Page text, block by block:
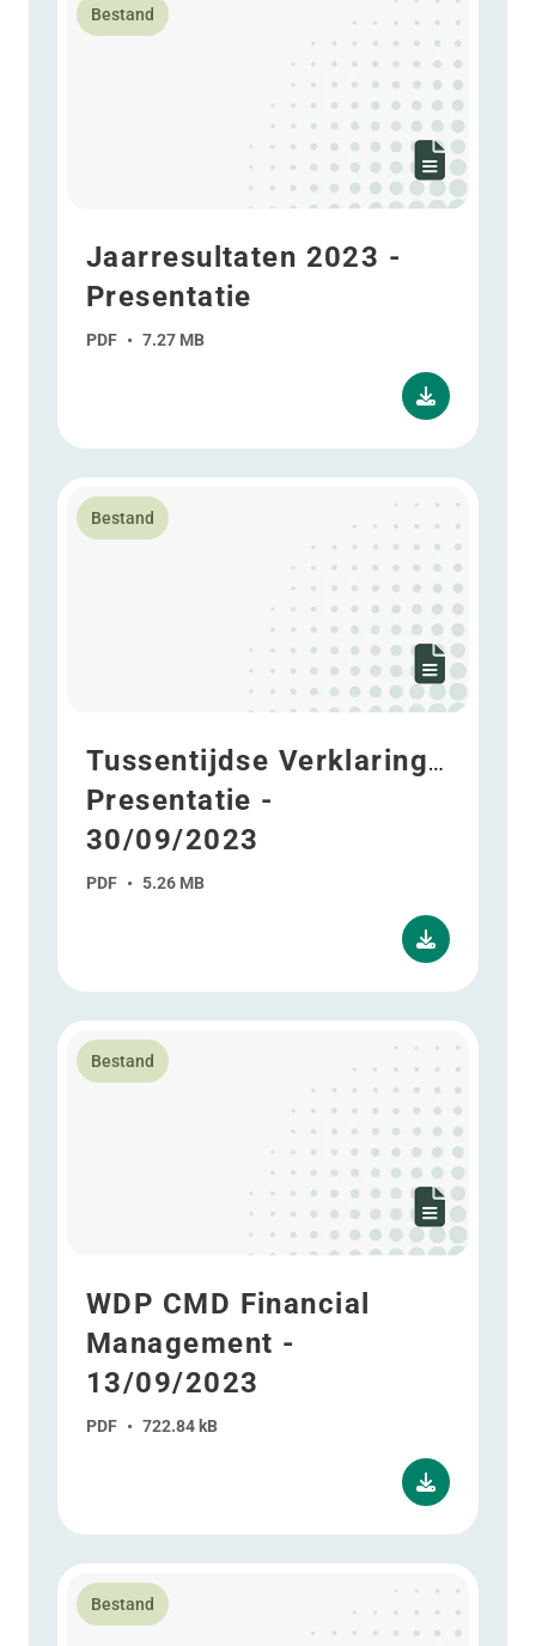
Bestand
Jaarresultaten 2023 -
Presentatie
PDF • 7.27 MB
Bestand
Tussentijdse Verklaring -
Presentatie -
30/09/2023
PDF • 5.26 MB
Lees meer over Tussentijdse Verklaring -
Bestand
WDP CMD Financial
Management -
13/09/2023
PDF • 722.84 kB
Lees meer over WDP CMD Financial Management -
Bestand
Lees meer over WDP CMD Havenhuis Antwerpen -